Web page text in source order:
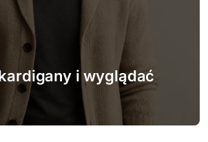
i wyglądać